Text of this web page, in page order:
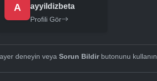
A ayyildizbeta
Profili Gör
deneyin veya Sorun Bildirbutonunu kullanın.